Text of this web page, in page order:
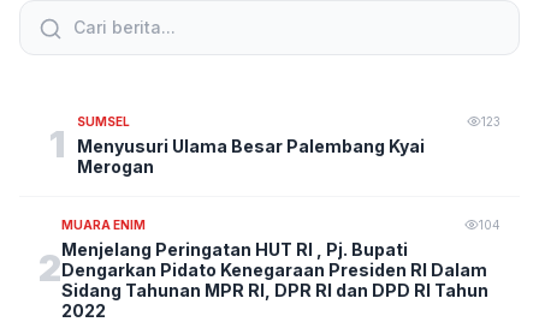
1
SUMSEL 123
Menyusuri Ulama Besar Palembang Kyai
Merogan
2
MUARA ENIM 104
Menjelang Peringatan HUT RI , Pj. Bupati
Dengarkan Pidato Kenegaraan Presiden RI Dalam
Sidang Tahunan MPR RI, DPR RI dan DPD RI Tahun
2022